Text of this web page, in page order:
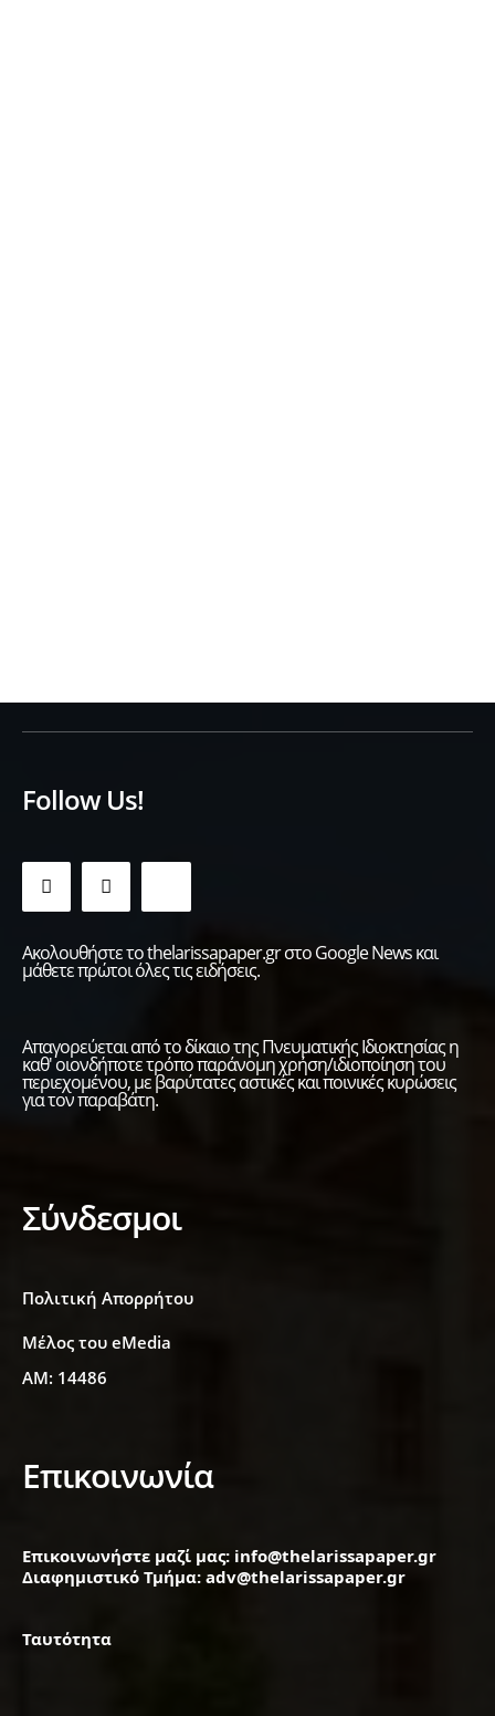
Follow Us!
Ακολουθήστε το thelarissapaper.gr στο Google News και
μάθετε πρώτοι όλες τις ειδήσεις.
Απαγορεύεται από το δίκαιο της Πνευματικής Ιδιοκτησίας η
καθ' οιονδήποτε τρόπο παράνομη χρήση/ιδιοποίηση του
περιεχομένου, με βαρύτατες αστικές και ποινικές κυρώσεις
για τον παραβάτη.
Σύνδεσμοι
Πολιτική Απορρήτου
Μέλος του eMedia
ΑΜ: 14486
Επικοινωνία
Επικοινωνήστε μαζί μας: info@thelarissapaper.gr
Διαφημιστικό Τμήμα: adv@thelarissapaper.gr
Ταυτότητα